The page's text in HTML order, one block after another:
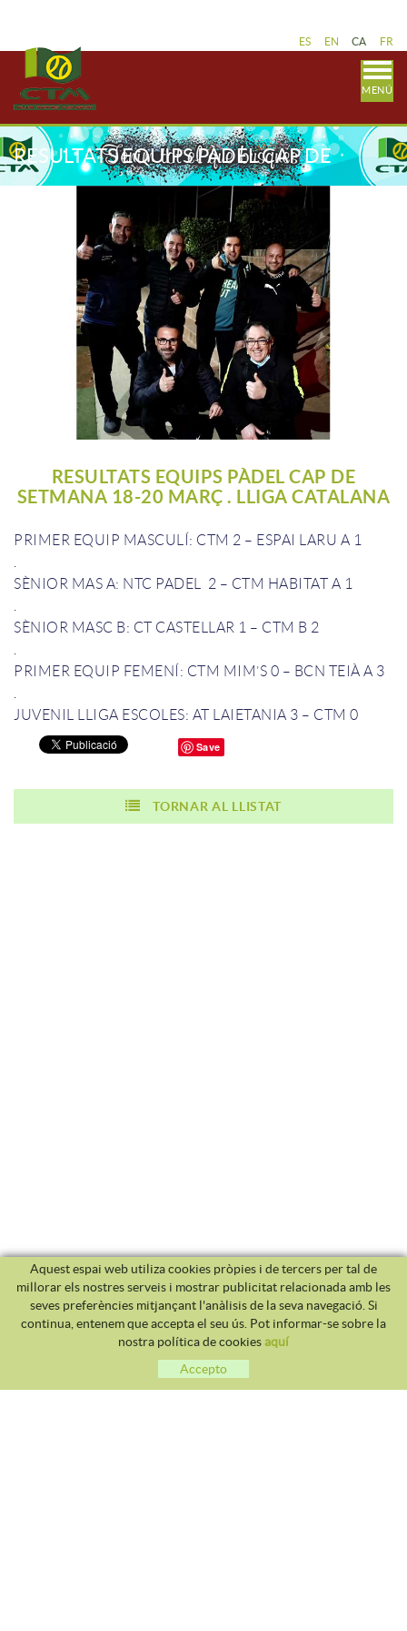
ES EN CA FR
MENÚ
RESULTATS EQUIPS PÀDEL CAP DE
SETMANA 18-20 MARÇ . LLIGA
CATALANA
RESULTATS EQUIPS PÀDEL CAP DE
SETMANA 18-20 MARÇ . LLIGA CATALANA
PRIMER EQUIP MASCULÍ: CTM 2 – ESPAI LARU A 1
SÈNIOR MAS A: NTC PADEL 2 – CTM HABITAT A 1
SÈNIOR MASC B: CT CASTELLAR 1 – CTM B 2
PRIMER EQUIP FEMENÍ: CTM MIM’S 0 – BCN TEIÀ A 3
JUVENIL LLIGA ESCOLES: AT LAIETANIA 3 – CTM 0
Save
TORNAR AL LLISTAT
Aquest espai web utiliza cookies pròpies i de tercers per tal de
millorar els nostres serveis i mostrar publicitat relacionada amb les
seves preferències mitjançant l'anàlisis de la seva navegació. Si
continua, entenem que accepta el seu ús. Pot informar-se sobre la
nostra política de cookiesaquí
Accepto